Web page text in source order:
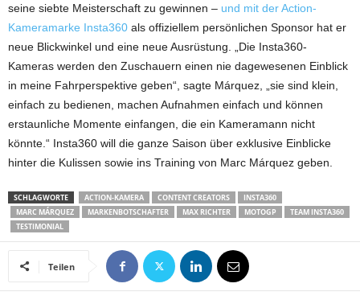
seine siebte Meisterschaft zu gewinnen – und mit der Action-
Kameramarke Insta360 als offiziellem persönlichen Sponsor hat er
neue Blickwinkel und eine neue Ausrüstung. „Die Insta360-
Kameras werden den Zuschauern einen nie dagewesenen Einblick
in meine Fahrperspektive geben“, sagte Márquez, „sie sind klein,
einfach zu bedienen, machen Aufnahmen einfach und können
erstaunliche Momente einfangen, die ein Kameramann nicht
könnte.“ Insta360 will die ganze Saison über exklusive Einblicke
hinter die Kulissen sowie ins Training von Marc Márquez geben.
SCHLAGWORTE ACTION-KAMERA CONTENT CREATORS
INSTA360
MARC MÁRQUEZ
MARKENBOTSCHAFTER MAX RICHTER MOTOGP
TEAM INSTA360
TESTIMONIAL
Teilen